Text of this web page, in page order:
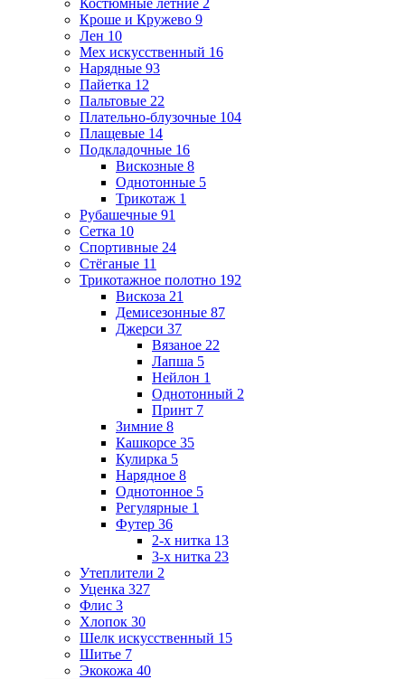
Кроше и Кружево 9
Лен 10
Мех искусственный 16
Нарядные 93
Пайетка 12
Пальтовые 22
Плательно-блузочные 104
Плащевые 14
Подкладочные 16
Вискозные 8
Однотонные 5
Трикотаж 1
Рубашечные 91
Сетка 10
Спортивные 24
Стёганые 11
Трикотажное полотно 192
Вискоза 21
Демисезонные 87
Джерси 37
Вязаное 22
Лапша 5
Нейлон 1
Однотонный 2
Принт 7
Зимние 8
Кашкорсе 35
Кулирка 5
Нарядное 8
Однотонное 5
Регулярные 1
Футер 36
2-х нитка 13
3-х нитка 23
Утеплители 2
Уценка 327
Флис 3
Хлопок 30
Шелк искусственный 15
Шитье 7
Экокожа 40